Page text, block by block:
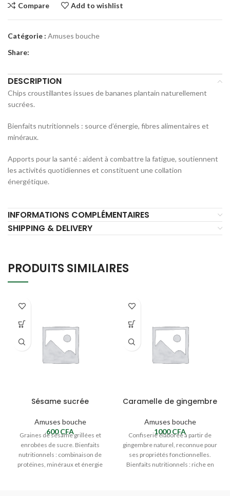
Compare Add to wishlist
Catégorie : Amuses bouche
Share:
DESCRIPTION
Chips croustillantes issues de bananes plantain naturellement
sucrées.
Bienfaits nutritionnels : source d’énergie, fibres alimentaires et
minéraux.
Apports pour la santé : aident à combattre la fatigue, soutiennent
les activités quotidiennes et constituent une collation
énergétique.
INFORMATIONS COMPLÉMENTAIRES
SHIPPING & DELIVERY
PRODUITS SIMILAIRES
Sésame sucrée
Amuses bouche
600CFA
Graines de sésame grillées et
enrobées de sucre. Bienfaits
nutritionnels : combinaison de
protéines, minéraux et énergie
Caramelle de gingembre
Amuses bouche
1000CFA
Confiserie élaborée à partir de
gingembre naturel, reconnue pour
ses propriétés fonctionnelles.
Bienfaits nutritionnels : riche en